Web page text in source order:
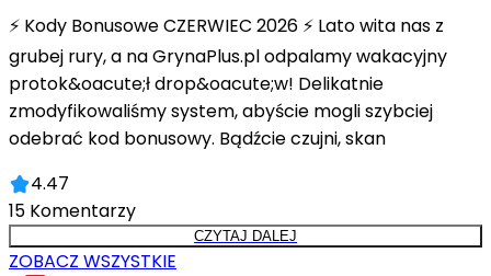
⚡ Kody Bonusowe CZERWIEC 2026 ⚡ Lato wita nas z
grubej rury, a na GrynaPlus.pl odpalamy wakacyjny
protok&oacute;ł drop&oacute;w! Delikatnie
zmodyfikowaliśmy system, abyście mogli szybciej
odebrać kod bonusowy. Bądźcie czujni, skan
4.47
15 Komentarzy
CZYTAJ DALEJ
ZOBACZ WSZYSTKIE